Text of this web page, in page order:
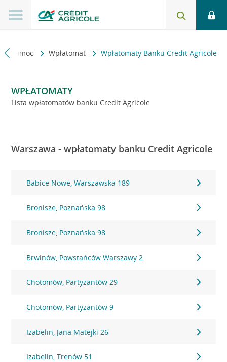
i pomoc Wpłatomat Wpłatomaty Banku Credit Agricole
WPŁATOMATY
Lista wpłatomatów banku Credit Agricole
Warszawa - wpłatomaty banku Credit Agricole
Babice Nowe, Warszawska 189
Bronisze, Poznańska 98
Bronisze, Poznańska 98
Brwinów, Powstańców Warszawy 2
Chotomów, Partyzantów 29
Chotomów, Partyzantów 9
Izabelin, Jana Matejki 26
Izabelin, Trenów 51